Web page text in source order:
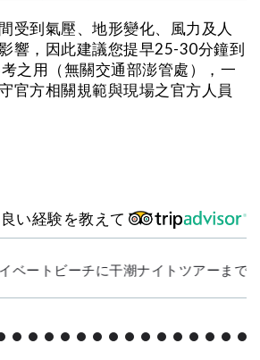
受到氣壓、地形變化、風力及人
響，因此建議您提早25-30分鐘到
之用（無關交通部澎管處），一
官方相關規範與現場之官方人員
良い経験を教えて
プライベートビーチに干潮ナイトツアーまで！自然とひとつになれる贅沢な民宿「候鳥潮間帶」（澎湖・白沙